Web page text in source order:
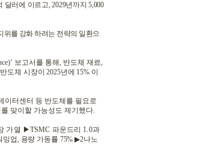
달러에 이르고, 2029년까지5,000
위를 강화 하려는 전략의 일환으
보고서를 통해, 반도체 재료,
도체 시장이2025년에 15% 이
이터센터 등 반도체를 필요로
맞이할 가능성도 제기했다.
가열 ▶TSMC 파운드리 1.0과
밍업, 용량 가동률 75%▶2나노